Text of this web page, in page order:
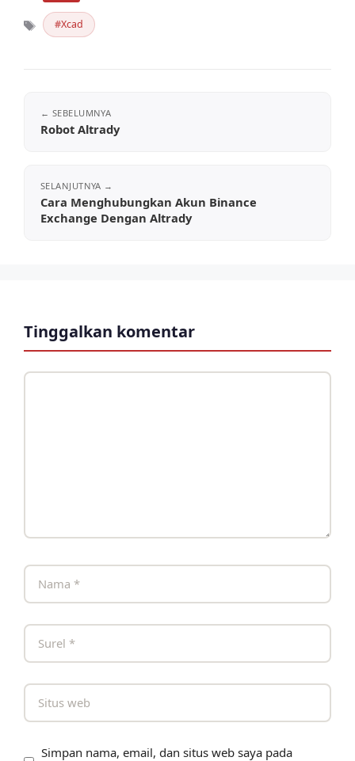
Tag Xcad
Robot Altrady
Cara Menghubungkan Akun Binance
Exchange Dengan Altrady
Tinggalkan komentar
Komentar
Nama
Surel
Situs
Simpan nama, email, dan situs web saya pada